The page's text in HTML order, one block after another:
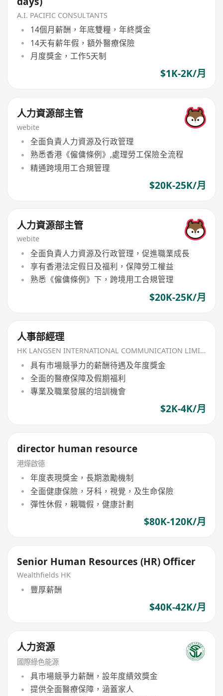
A.I. PACIFIC CONSULTANTS
14個月薪酬，年底雙糧，年終獎金
14天有薪年假，額外醫療保險
月度獎金，工作5天制
$1K-2K/月
人力資源部主管
webite
全面負責人力資源及行政管理
熟悉香港《僱傭條例》,處理勞工保險全流程
精通跨境用工合規管理
$20K-25K/月
人力資源部主管
webite
全面負責人力資源及行政管理，促進職業成長
享有香港法定假日及福利，保障勞工權益
熟悉《僱傭條例》下，跨境用工合規管理
$20K-25K/月
人事部經理
HK LANGSEN INTERNATIONAL COMMUNICATION LIMITED
具有市場競爭力的薪酬待遇及年度獎金
全面的醫療保障及假期福利
專業及職業發展的培訓機會
$2K-4K/月
director human resource
港燁啟德
年度表現獎金，長期激勵機制
全面健康保險，牙科，視覺，及生命保險
彈性休假，親職假，健康計劃
$80K-120K/月
Senior Human Resources (HR) Officer
Wealthfields HK
豐厚薪酬
$40K-42K/月
人力资源
國際綠色能源
具市場競爭力薪酬，設年度績效獎金
提供全面醫療保障，涵蓋家人